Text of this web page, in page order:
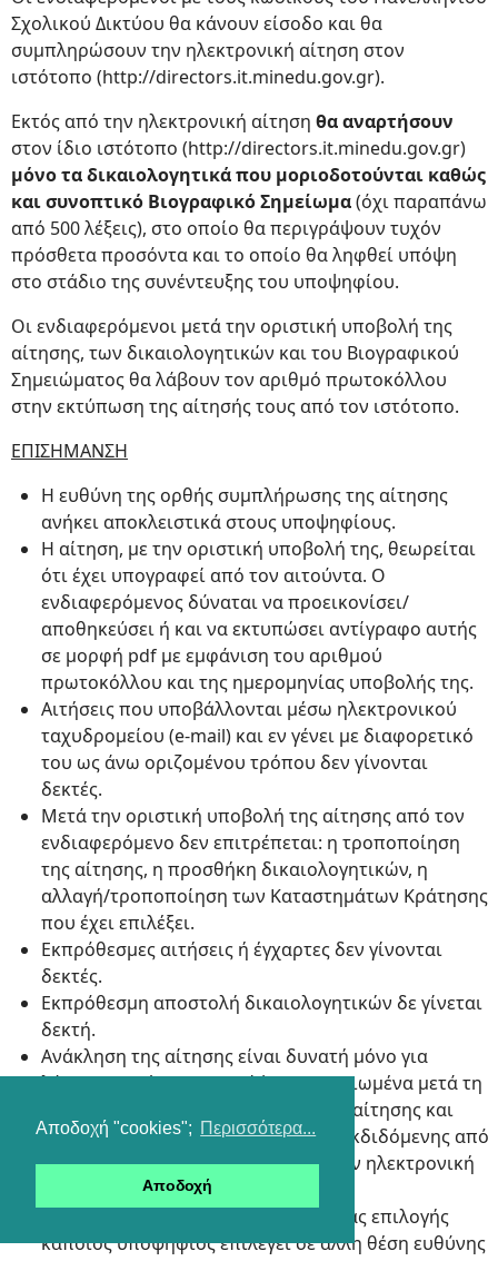
Αποδοχή "cookies"; Περισσότερα...
Αποδοχή
Σχολικού Δικτύου θα κάνουν είσοδο και θα
συμπληρώσουν την ηλεκτρονική αίτηση στον
ιστότοπο (http://directors.it.minedu.gov.gr).
Εκτός από την ηλεκτρονική αίτηση θα αναρτήσουν
στον ίδιο ιστότοπο (http://directors.it.minedu.gov.gr)
μόνο τα δικαιολογητικά που μοριοδοτούνται καθώς
και συνοπτικό Βιογραφικό Σημείωμα(όχι παραπάνω
από 500 λέξεις), στο οποίο θα περιγράψουν τυχόν
πρόσθετα προσόντα και το οποίο θα ληφθεί υπόψη
στο στάδιο της συνέντευξης του υποψηφίου.
Οι ενδιαφερόμενοι μετά την οριστική υποβολή της
αίτησης, των δικαιολογητικών και του Βιογραφικού
Σημειώματος θα λάβουν τον αριθμό πρωτοκόλλου
στην εκτύπωση της αίτησής τους από τον ιστότοπο.
ΕΠΙΣΗΜΑΝΣΗ
Η ευθύνη της ορθής συμπλήρωσης της αίτησης
ανήκει αποκλειστικά στους υποψηφίους.
Η αίτηση, με την οριστική υποβολή της, θεωρείται
ότι έχει υπογραφεί από τον αιτούντα. Ο
ενδιαφερόμενος δύναται να προεικονίσει/
αποθηκεύσει ή και να εκτυπώσει αντίγραφο αυτής
σε μορφή pdf με εμφάνιση του αριθμού
πρωτοκόλλου και της ημερομηνίας υποβολής της.
Αιτήσεις που υποβάλλονται μέσω ηλεκτρονικού
ταχυδρομείου (e-mail) και εν γένει με διαφορετικό
του ως άνω οριζομένου τρόπου δεν γίνονται
δεκτές.
Μετά την οριστική υποβολή της αίτησης από τον
ενδιαφερόμενο δεν επιτρέπεται: η τροποποίηση
της αίτησης, η προσθήκη δικαιολογητικών, η
αλλαγή/τροποποίηση των Καταστημάτων Κράτησης
που έχει επιλέξει.
Εκπρόθεσμες αιτήσεις ή έγχαρτες δεν γίνονται
δεκτές.
Εκπρόθεσμη αποστολή δικαιολογητικών δε γίνεται
δεκτή.
Ανάκληση της αίτησης είναι δυνατή μόνο για
λόγους που έχουν προκύψει τεκμηριωμένα μετά τη
λήξη της προθεσμίας υποβολής της αίτησης και
γίνεται μέσω Υπεύθυνης Δήλωσης, εκδιδόμενης από
το gov.gr, η οποία αποστέλλεται στην ηλεκτρονική
hr-sde@minedu.gov.gr
Εάν κατά τη διάρκεια της διαδικασίας επιλογής
κάποιος υποψήφιος επιλεγεί σε άλλη θέση ευθύνης